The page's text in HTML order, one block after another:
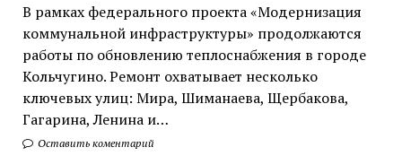
В рамках федерального проекта «Модернизация
коммунальной инфраструктуры» продолжаются
работы по обновлению теплоснабжения в городе
Кольчугино. Ремонт охватывает несколько
ключевых улиц: Мира, Шиманаева, Щербакова,
Гагарина, Ленина и…
Оставить коментарий